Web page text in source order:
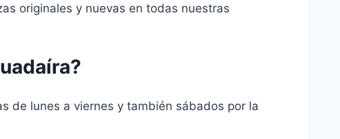
originales y nuevas en todas nuestras
de lunes a viernes y también sábados por la